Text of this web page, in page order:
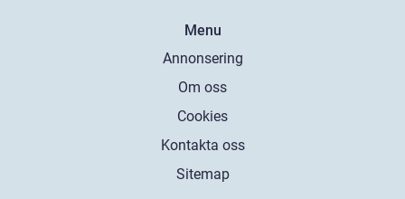
Menu
Annonsering
Om oss
Cookies
Kontakta oss
Sitemap